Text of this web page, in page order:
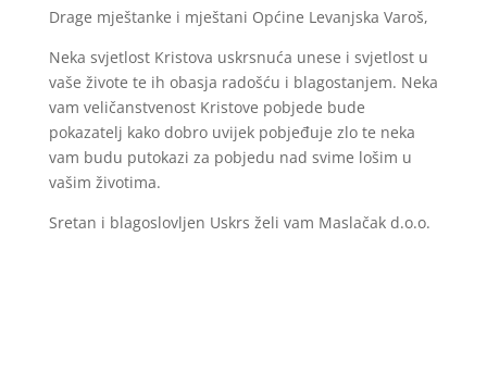
Drage mještanke i mještani Općine Levanjska Varoš,
Neka svjetlost Kristova uskrsnuća unese i svjetlost u
vaše živote te ih obasja radošću i blagostanjem. Neka
vam veličanstvenost Kristove pobjede bude
pokazatelj kako dobro uvijek pobjeđuje zlo te neka
vam budu putokazi za pobjedu nad svime lošim u
vašim životima.
Sretan i blagoslovljen Uskrs želi vam Maslačak d.o.o.